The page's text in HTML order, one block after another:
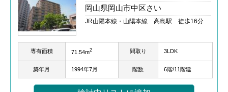
岡山県岡山市中区さい
JR山陽本線・山陽本線 高島駅 徒歩16分
専有面積 71.54m2 間取り 3LDK
築年月 1994年7月 階数 6階/11階建